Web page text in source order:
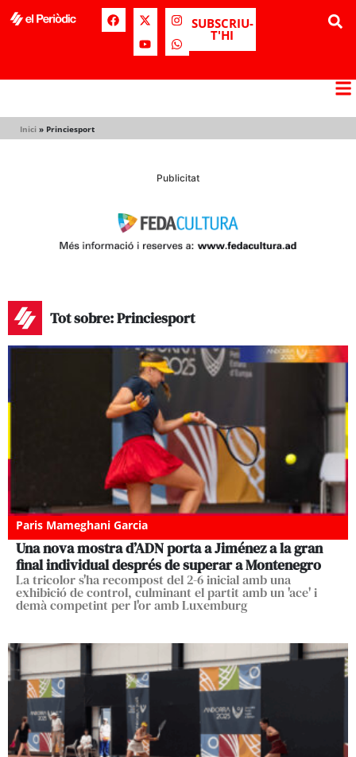
SUBSCRIU-
T'HI
Inici » Princiesport
Publicitat
Tot sobre: Princiesport
Paris Mameghani Garcia
Una nova mostra d’ADN porta a Jiménez a la gran
final individual després de superar a Montenegro
La tricolor s'ha recompost del 2-6 inicial amb una
exhibició de control, culminant el partit amb un 'ace' i
demà competint per l'or amb Luxemburg